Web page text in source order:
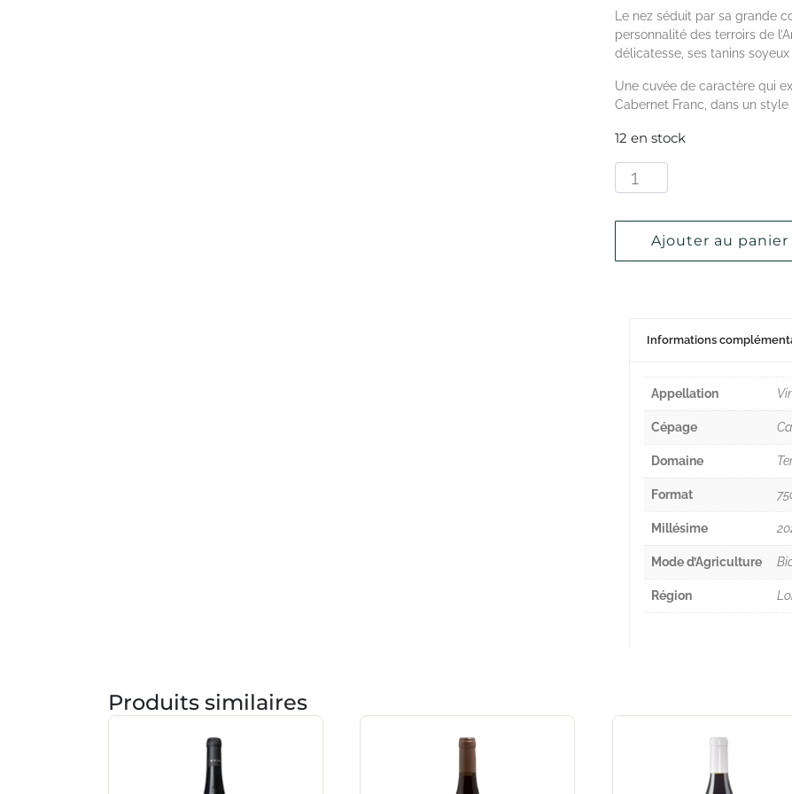
Le nez séduit par sa grande
personnalité des terroirs de
délicatesse, ses tanins
Une cuvée de caractère qui
Cabernet Franc, dans un
12 en stock
Ajouter au panier
Informations
Appellation
Cépage
Domaine
Format
Millésime
Mode d’Agriculture
Région
Produits similaires